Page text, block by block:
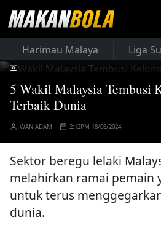
Harimau Malaya Liga
5 Wakil Malaysia Tembusi
Terbaik Dunia
WAN ADAM 2:12PM 18/06/2024
Sektor beregu lelaki
melahirkan ramai pemain
untuk terus
dunia.